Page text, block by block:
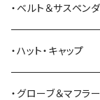
ANDERSON
Bass Pro Shops
BATTLE LAKE
スウェットシャツ
カーディガン
パーカー
ミリタリーパンツ
ツナギ
ジャージ・スウェット
ベスト
ショルダーバッグ
リュック・バックパック
ボストンバッグ・ダッ
ブーツ
スニーカー
サンダル
・ベルト＆サスペン
・ハット・キャップ
・グローブ＆マフラー